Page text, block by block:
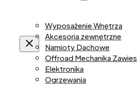
Wyposażenie Wnętrza
Akcesoria zewnętrzne
Namioty Dachowe
Offroad Mechanika
Elektronika
Ogrzewania